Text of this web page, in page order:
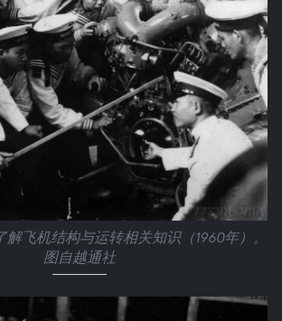
飞机结构与运转相关知识（1960年）。
图自越通社